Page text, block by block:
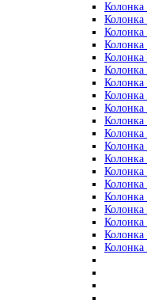
Колонка
Колонка
Колонка
Колонка
Колонка
Колонка
Колонка
Колонка
Колонка
Колонка
Колонка
Колонка
Колонка
Колонка
Колонка
Колонка
Колонка
Колонка
Колонка
Колонка